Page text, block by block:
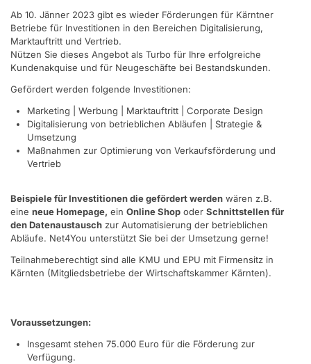
Ab 10. Jänner 2023 gibt es wieder Förderungen für Kärntner
Betriebe für Investitionen in den Bereichen Digitalisierung,
Marktauftritt und Vertrieb.
Nützen Sie dieses Angebot als Turbo für Ihre erfolgreiche
Kundenakquise und für Neugeschäfte bei Bestandskunden.
Gefördert werden folgende Investitionen:
Marketing | Werbung | Marktauftritt | Corporate Design
Digitalisierung von betrieblichen Abläufen | Strategie &
Umsetzung
Maßnahmen zur Optimierung von Verkaufsförderung und
Vertrieb
Beispiele für Investitionen die gefördert werden wären z.B.
eine neue Homepage, ein Online Shop oder Schnittstellen für
den Datenaustausch zur Automatisierung der betrieblichen
Abläufe. Net4You unterstützt Sie bei der Umsetzung gerne!
Teilnahmeberechtigt sind alle KMU und EPU mit Firmensitz in
Kärnten (Mitgliedsbetriebe der Wirtschaftskammer Kärnten).
Voraussetzungen:
Insgesamt stehen 75.000 Euro für die Förderung zur
Verfügung.